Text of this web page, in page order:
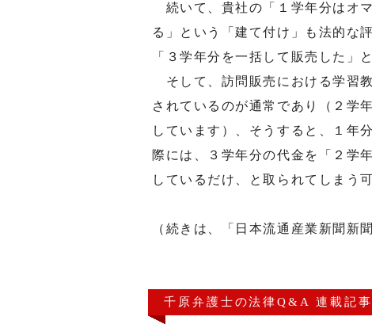
続いて、貴社の「１学年分はオ
る」という「建て付け」も法的な
「３学年分を一括して販売した」
そして、訪問販売における学習
されているのが通常であり（２学
しています）、そうすると、１年
際には、３学年分の代金を「２学
しているだけ、と取られてしまう
（続きは、「日本流通産業新聞新
千原弁護士の法律Q&A 連載記事